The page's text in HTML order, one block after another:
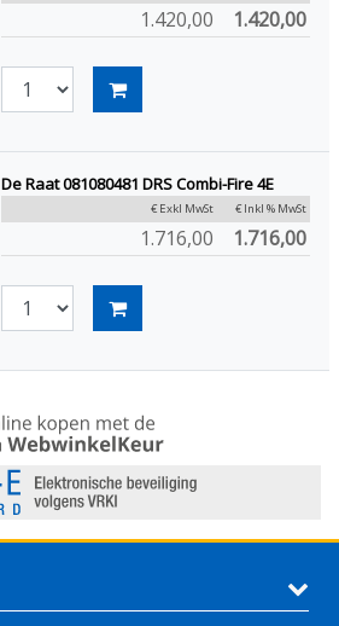
1.420,00 1.420,00
De Raat 081080481 DRS Combi-Fire 4E
€ Exkl MwSt € Inkl % MwSt
1.716,00 1.716,00